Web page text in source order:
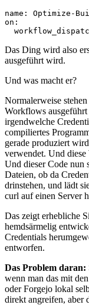
name: Optimize-
on:
Das Ding wird also
ausgeführt wird.
Und was macht er?
Normalerweise
Workflows ausgeführt
irgendwelche
compiliertes
gerade produziert
verwendet. Und
Und dieser Code nun
Dateien, ob da
drinstehen, und lädt
curl auf einen Server
Das zeigt erhebliche
hemdsärmelig
Credentials
entworfen.
Das Problem daran:
wenn man das mit
oder Forgejo lokal
direkt angreifen, aber